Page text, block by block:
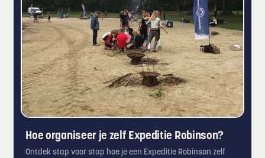
Hoe organiseer je zelf Expeditie Robinson?
Ontdek stap voor stap hoe je een Expeditie Robinson zelf